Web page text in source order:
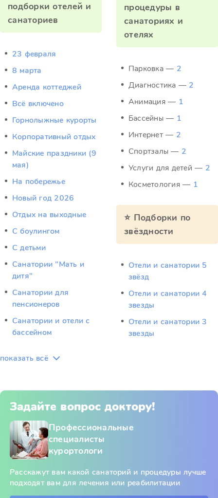
подборки отелей и
санаториев
23 февраля
8 марта
Аренда коттеджей
Всё включено
Горнолыжные курорты
Корпоративный отдых
Майские праздники (9
мая)
На побережье
Новый год 2026
Отдых на выходные
С боулингом
С детьми
Санатории "Мать и
дитя"
Санатории для
пенсионеров
Санатории и отели с
бассейном
показать всё
процедуры в
санаториях и
отелях
Парковка — 2
Диагностика — 2
Анимация — 1
Бассейны — 1
Интернет — 2
Спортзалы — 2
Услуги для детей — 2
Косметология — 1
⭐ Подборки по
звёздности
Отели и санатории 5
звёзд
Отели и санатории 4
звезды
Отели и санатории 3
звезды
Задайте вопрос доктору!
Профессиональные
специалисты
курортологи
Расскажут вам какой санаторий и процедуры лучше
подходят вам для лечения или реабилитации